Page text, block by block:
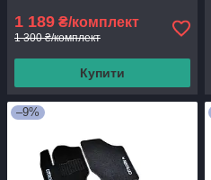
1 189 ₴/комплект
1 300 ₴/комплект
Купити
–9%